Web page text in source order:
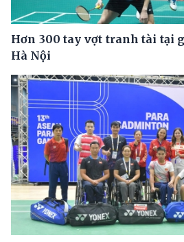
Hơn 300 tay vợt tranh tài tại
Hà Nội